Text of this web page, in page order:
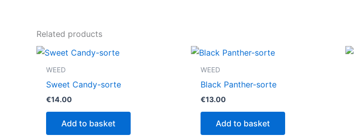
Related products
WEED
Sweet Candy-sorte
€14.00
Add to basket
WEED
Black Panther-sorte
€13.00
Add to basket